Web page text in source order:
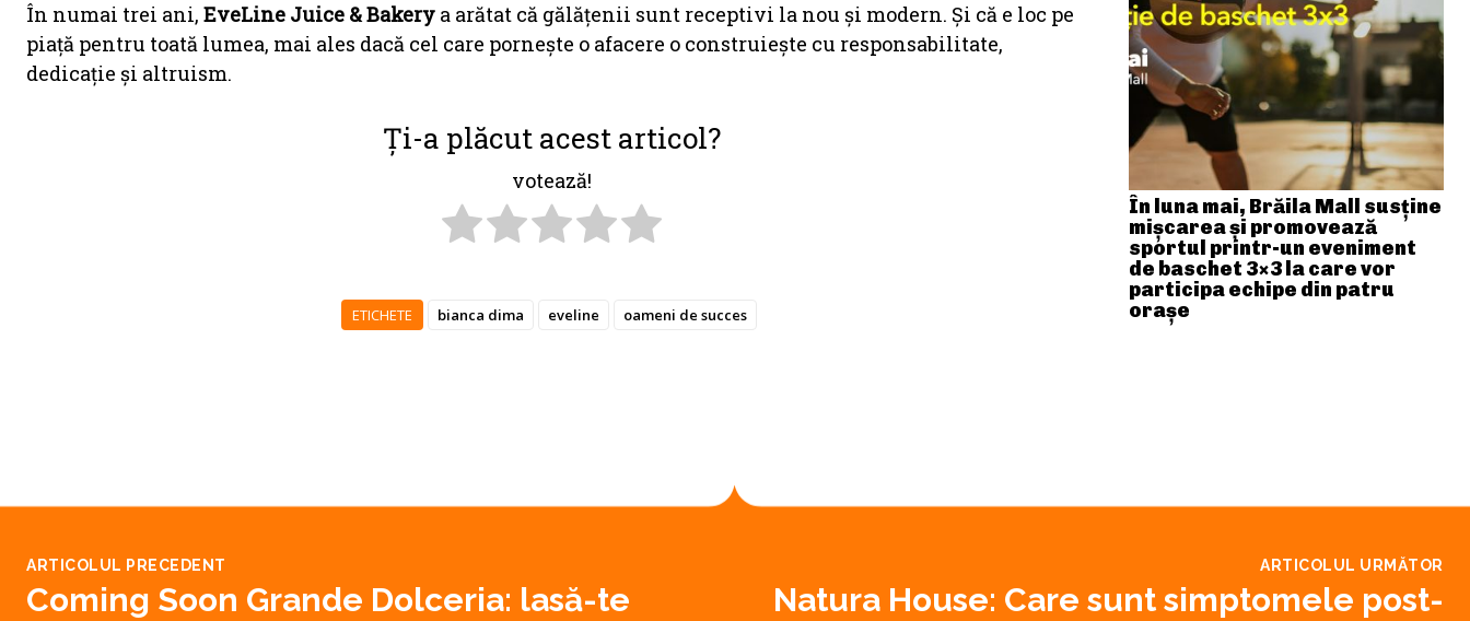
În numai trei ani, EveLine Juice & Bakery a arătat că gălățenii sunt receptivi la nou și modern. Și că e loc pe
piață pentru toată lumea, mai ales dacă cel care pornește o afacere o construiește cu responsabilitate,
dedicație și altruism.
Ți-a plăcut acest articol?
votează!
ETICHETE bianca dima eveline oameni de succes
În luna mai, Brăila Mall susține
mişcarea și promovează
sportul printr-un eveniment
de baschet 3×3 la care vor
participa echipe din patru
orașe
ARTICOLUL PRECEDENT
Coming Soon Grande Dolceria: lasă-te
ARTICOLUL URMĂTOR
Natura House: Care sunt simptomele post-